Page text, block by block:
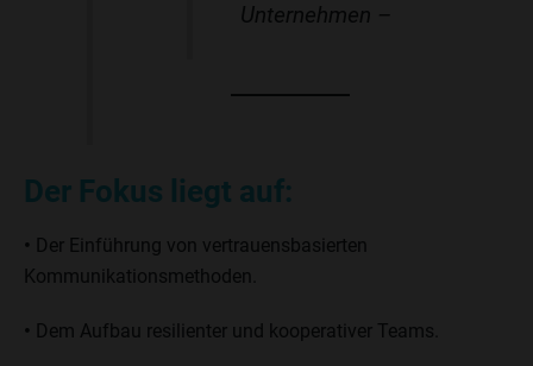
Unternehmen –
Der Fokus liegt auf:
• Der Einführung von vertrauensbasierten
Kommunikationsmethoden.
• Dem Aufbau resilienter und kooperativer Teams.